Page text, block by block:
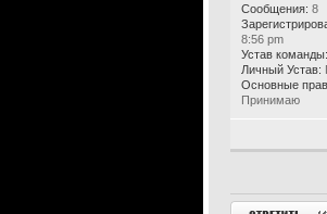
Сообщения: 8
8:56 pm
Устав команды:
Личный Устав:
Основные
Принимаю
Ответить